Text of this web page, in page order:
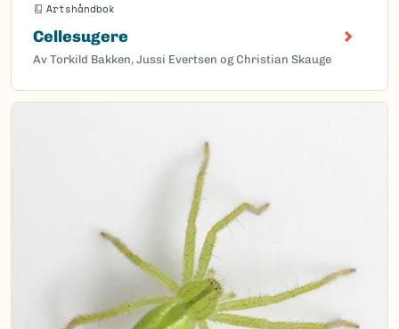
Artshåndbok
Cellesugere
Av Torkild Bakken, Jussi Evertsen og Christian Skauge